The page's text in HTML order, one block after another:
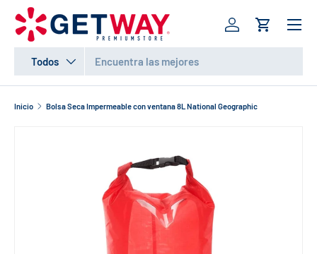
IR AL CONTENIDO
Todos
Iniciar sesión
Carrito
Inicio Bolsa Seca Impermeable con ventana 8L National Geographic